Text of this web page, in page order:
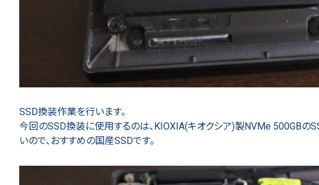
SSD換装作業を行います。
今回のSSD換装に使用するのは、KIOXIA(キオクシア)製NVMe 500GBの
いので、おすすめの国産SSDです。